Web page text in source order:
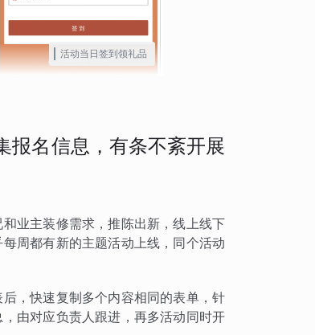
活动当日签到领礼品
报名信息，有条不紊开展
业主装修需求，推陈出新，线上线下
周都有新的主题活动上线，同个活动
，快速复制多个内容相同的表单，针
由对应负责人跟进，再多活动同时开